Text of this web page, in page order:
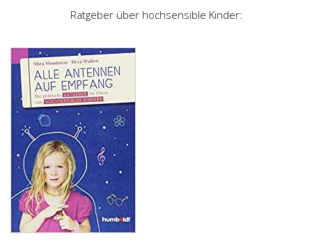
Ratgeber über hochsensible Kinder: